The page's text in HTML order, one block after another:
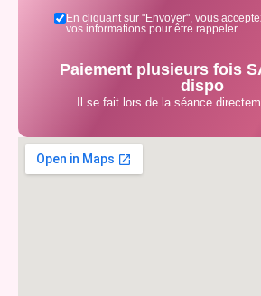
En cliquant sur "Envoyer", vous
vos informations pour être rappeler
Paiement plusieurs fois
dispo
Il se fait lors de la séance